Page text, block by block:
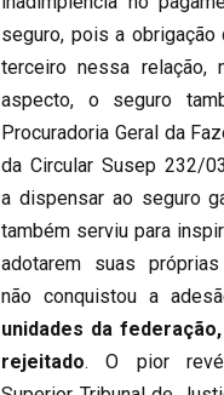
seguro, pois a
terceiro nessa relação,
aspecto, o seguro
Procuradoria Geral da
da Circular Susep 232/
a dispensar ao seguro
também serviu para
adotarem suas
não conquistou a
unidades da
rejeitado. O pior